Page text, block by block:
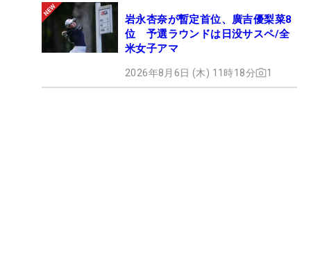
岩永杏奈が暫定首位、廣吉優梨菜8
位 予選ラウンドは日没サスペ/全
米女子アマ
2026年8月6日 (木) 11時18分 1